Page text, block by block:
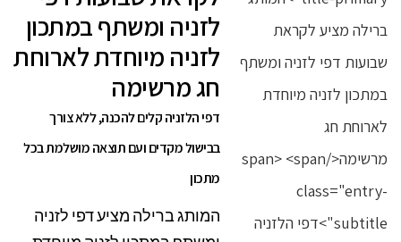
לזניה ומשתף במתכון
לזניה מיוחדת לארוחת
חג מרשימה
דפי הלזניה קלים להכנה, ללא צורך
בבישול מקדים ועם תוצאה מושלמת בכל
מתכון
המותג ברילה מציע דפי לזניה